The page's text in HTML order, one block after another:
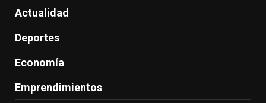
Actualidad
Deportes
Economía
Emprendimientos